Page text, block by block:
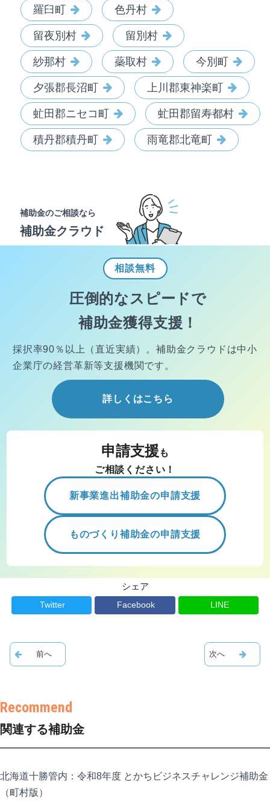
羅臼町 色丹村
留夜別村 留別村
紗那村 蘂取村 今別町
夕張郡長沼町 上川郡東神楽町
虻田郡ニセコ町 虻田郡留寿都村
積丹郡積丹町 雨竜郡北竜町
補助金のご相談なら
補助金クラウド
相談無料
圧倒的なスピードで
補助金獲得支援！
採択率90％以上（直近実績）。 補助金クラウドは中小
企業庁の経営革新等支援機関です。
詳しくはこちら
申請支援 も
ご相談ください！
新事業進出補助金の申請支援
ものづくり補助金の申請支援
シェア
Twitter Facebook LINE
関連する補助金
北海道十勝管内：令和8年度 とかちビジネスチャレンジ補助金
（町村版）